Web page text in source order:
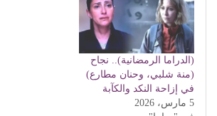
(الدراما الرمضانية).. نجاح
(منة شلبي، وحنان مطارع)
في إزاحة النكد والكآبة
5 مارس، 2026